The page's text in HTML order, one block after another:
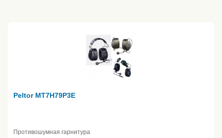
Peltor MT7H79P3E
Противошумная гарнитура